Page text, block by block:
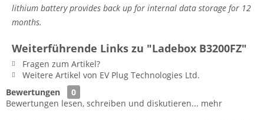
lithium battery provides back up for internal data storage for 12
months.
Weiterführende Links zu "Ladebox B3200FZ"
Fragen zum Artikel?
Weitere Artikel von EV Plug Technologies Ltd.
Bewertungen
0
Bewertungen lesen, schreiben und diskutieren... mehr